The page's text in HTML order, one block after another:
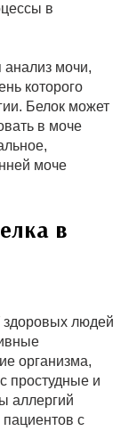
в
мочи,
которого
Белок может
в моче
моче
в
здоровых людей
организма,
простудные и
аллергий
с